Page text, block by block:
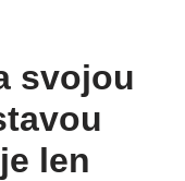
svojou
len